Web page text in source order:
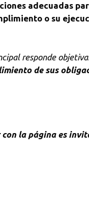
adecuadas
o su
responde
de sus
la página es